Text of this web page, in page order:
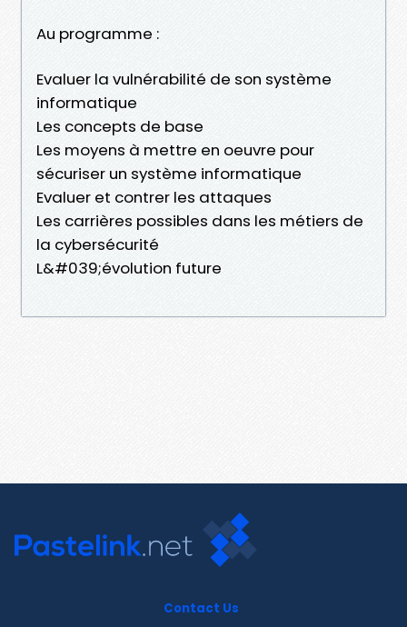
Au programme :
Evaluer la vulnérabilité de son système
informatique
Les concepts de base
Les moyens à mettre en oeuvre pour
sécuriser un système informatique
Evaluer et contrer les attaques
Les carrières possibles dans les métiers de
la cybersécurité
L&#039;évolution future
Contact Us